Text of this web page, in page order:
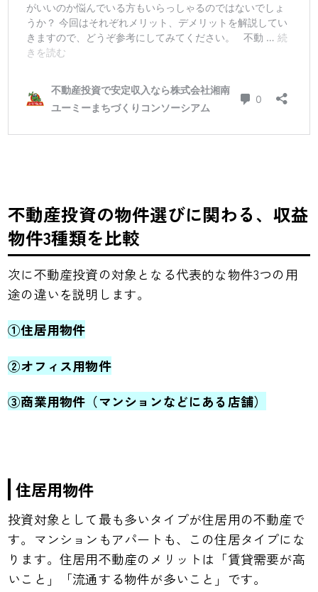
不動産投資の物件選びに関わる、収益
物件3種類を比較
次に不動産投資の対象となる代表的な物件3つの用
途の違いを説明します。
①住居用物件
②オフィス用物件
③商業用物件（マンションなどにある店舗）
住居用物件
投資対象として最も多いタイプが住居用の不動産で
す。マンションもアパートも、この住居タイプにな
ります。住居用不動産のメリットは「賃貸需要が高
いこと」「流通する物件が多いこと」です。